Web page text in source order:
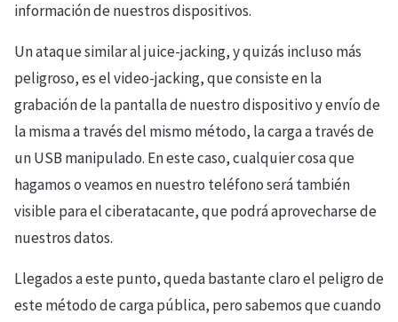
información de nuestros dispositivos.
Un ataque similar al juice-jacking, y quizás incluso más
peligroso, es el video-jacking, que consiste en la
grabación de la pantalla de nuestro dispositivo y envío de
la misma a través del mismo método, la carga a través de
un USB manipulado. En este caso, cualquier cosa que
hagamos o veamos en nuestro teléfono será también
visible para el ciberatacante, que podrá aprovecharse de
nuestros datos.
Llegados a este punto, queda bastante claro el peligro de
este método de carga pública, pero sabemos que cuando